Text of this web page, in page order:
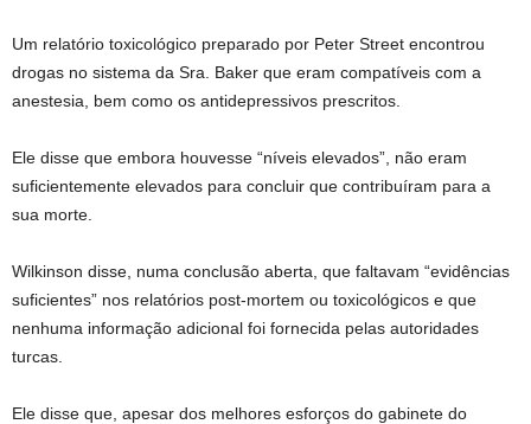
Um relatório toxicológico preparado por Peter Street encontrou
drogas no sistema da Sra. Baker que eram compatíveis com a
anestesia, bem como os antidepressivos prescritos.
Ele disse que embora houvesse “níveis elevados”, não eram
suficientemente elevados para concluir que contribuíram para a
sua morte.
Wilkinson disse, numa conclusão aberta, que faltavam “evidências
suficientes” nos relatórios post-mortem ou toxicológicos e que
nenhuma informação adicional foi fornecida pelas autoridades
turcas.
Ele disse que, apesar dos melhores esforços do gabinete do